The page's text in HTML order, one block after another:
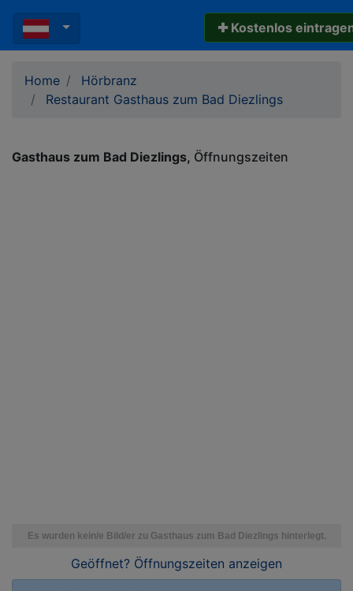
✚ Kostenlos
Home
Hörbranz
Restaurant Gasthaus zum Bad Diezlings
Gasthaus zum Bad Diezlings Öffnungszeiten
Geöffnet? Öffnungszeiten anzeigen